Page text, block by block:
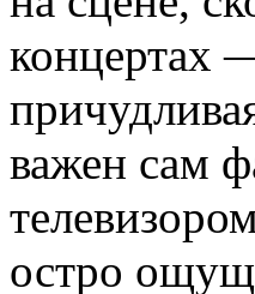
концертах
важен сам
остро